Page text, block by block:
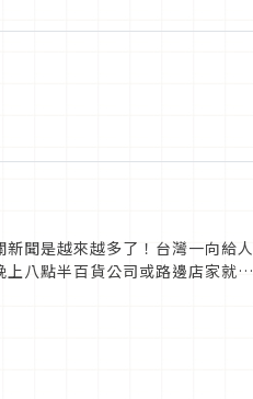
聞是越來越多了！台灣一向給人
八點半百貨公司或路邊店家就關
的冰店，「芒果恰...